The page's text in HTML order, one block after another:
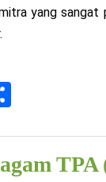
yang sangat
re